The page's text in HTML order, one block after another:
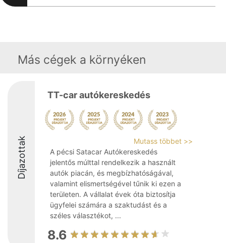
Más cégek a környéken
Díjazottak
TT-car autókereskedés
Mutass többet >>
A pécsi Satacar Autókereskedés
jelentős múlttal rendelkezik a használt
autók piacán, és megbízhatóságával,
valamint elismertségével tűnik ki ezen a
területen. A vállalat évek óta biztosítja
ügyfelei számára a szaktudást és a
széles választékot, ...
8.6